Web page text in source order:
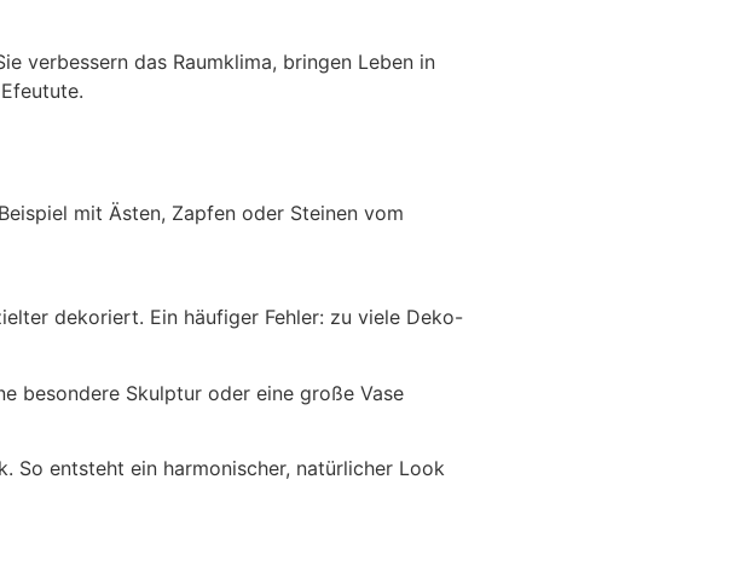
verbessern das Raumklima, bringen Leben in
mit Ästen, Zapfen oder Steinen vom
dekoriert. Ein häufiger Fehler: zu viele Deko-
besondere Skulptur oder eine große Vase
So entsteht ein harmonischer, natürlicher Look